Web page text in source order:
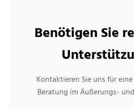
Benötigen Sie
Kontaktieren Sie uns für
Beratung im Äußerungs-